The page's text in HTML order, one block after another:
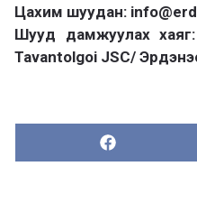
Цахим шуудан:
Шууд дамжуулах
Tavantolgoi JSC/
Хуваалцах:
Х
у